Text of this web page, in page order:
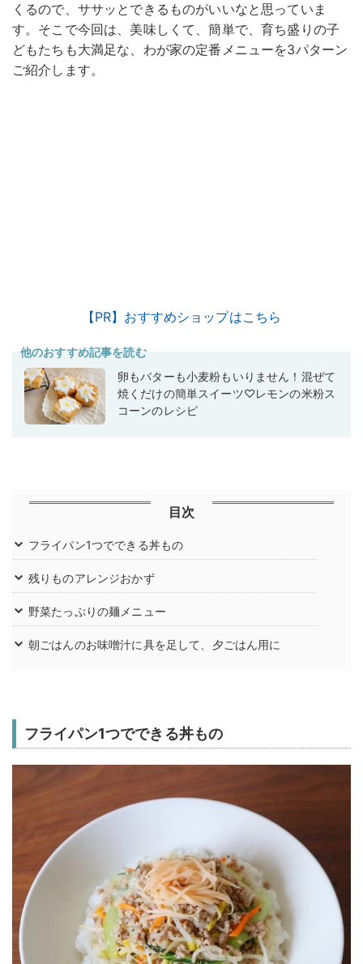
くるので、ササッとできるものがいいなと思っていま
す。そこで今回は、美味しくて、簡単で、育ち盛りの子
どもたちも大満足な、わが家の定番メニューを3パターン
ご紹介します。
【PR】おすすめショップはこちら
他のおすすめ記事を読む
卵もバターも小麦粉もいりません！混ぜて
焼くだけの簡単スイーツ♡レモンの米粉ス
コーンのレシピ
目次
フライパン1つでできる丼もの
残りものアレンジおかず
野菜たっぷりの麺メニュー
朝ごはんのお味噌汁に具を足して、夕ごはん用に
フライパン1つでできる丼もの